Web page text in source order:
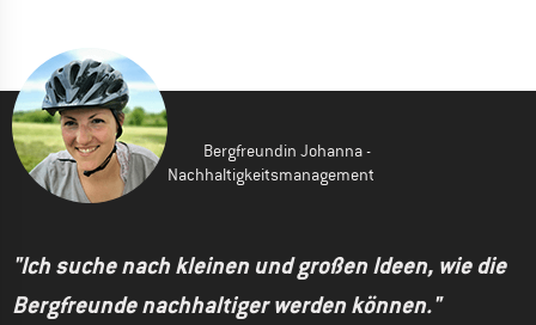
Bergfreundin Johanna -
Nachhaltigkeitsmanagement
"Ich suche nach kleinen und großen Ideen, wie die
Bergfreunde nachhaltiger werden können."